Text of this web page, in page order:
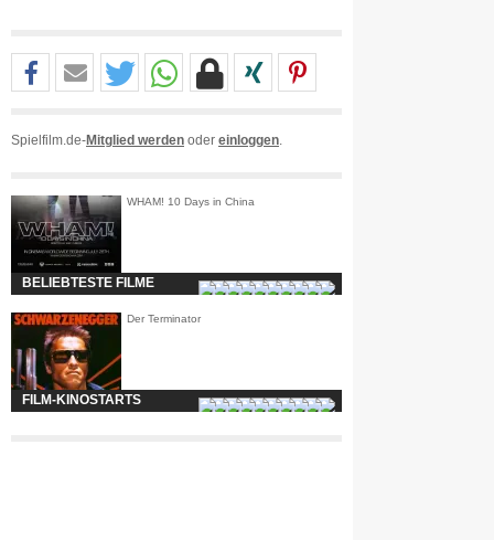
Spielfilm.de-Mitglied werden oder einloggen
WHAM! 10 Days in China
BELIEBTESTE FILME
Der Terminator
FILM-KINOSTARTS